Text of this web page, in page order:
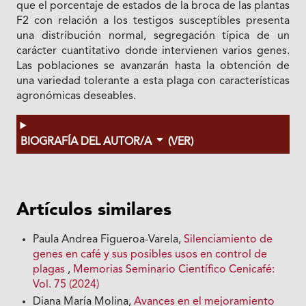
que el porcentaje de estados de la broca de las plantas
F2 con relación a los testigos susceptibles presenta
una distribución normal, segregación típica de un
carácter cuantitativo donde intervienen varios genes.
Las poblaciones se avanzarán hasta la obtención de
una variedad tolerante a esta plaga con características
agronómicas deseables.
BIOGRAFÍA DEL AUTOR/A (VER)
Artículos similares
Paula Andrea Figueroa-Varela,Silenciamiento de
genes en café y sus posibles usos en control de
plagas , Memorias Seminario Científico Cenicafé:
Vol. 75 (2024)
Diana María Molina,Avances en el mejoramiento